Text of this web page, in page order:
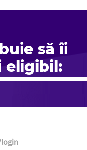
să îi
eligibil: